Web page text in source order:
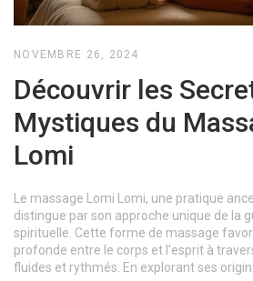
NOVEMBRE 26, 2024
Découvrir les
Mystiques du
Lomi
Le massage Lomi Lomi, une pratique
distingue par son approche unique de la
spirituelle. Cette forme de massage
profonde entre le corps et l'esprit à
fluides et rythmés. En explorant ses